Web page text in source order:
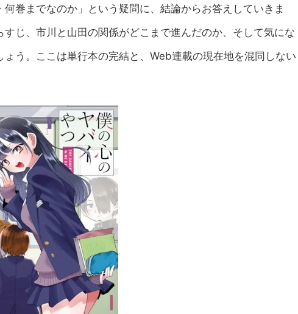
巻までなのか」という疑問に、結論からお答えしていきま
じ、市川と山田の関係がどこまで進んだのか、そして気にな
う。ここは単行本の完結と、Web連載の現在地を混同しない